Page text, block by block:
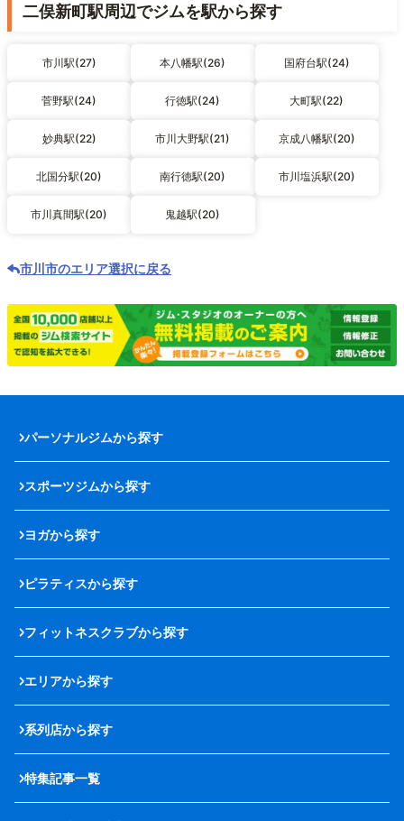
二俣新町駅周辺でジムを駅から探す
市川駅(27) 本八幡駅(26) 国府台駅(24)
菅野駅(24) 行徳駅(24) 大町駅(22)
妙典駅(22) 市川大野駅(21) 京成八幡駅(20)
北国分駅(20) 南行徳駅(20) 市川塩浜駅(20)
市川真間駅(20) 鬼越駅(20)
市川市のエリア選択に戻る
パーソナルジムから探す
スポーツジムから探す
ヨガから探す
ピラティスから探す
フィットネスクラブから探す
エリアから探す
系列店から探す
特集記事一覧